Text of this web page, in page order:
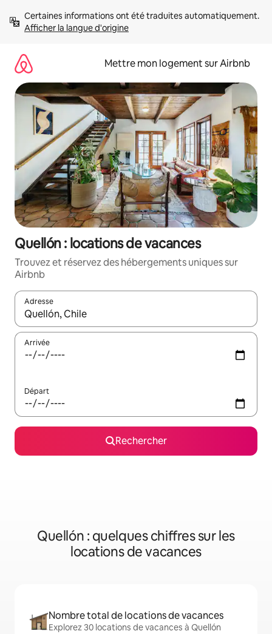
directement
Afficher la langue d'origine
Mettre mon logement sur Airbnb
Quellón : locations de vacances
Trouvez et réservez des hébergements uniques sur
Airbnb
Adresse
Lorsque les résultats s'affichent, utilisez les flèches vers le
Arrivée
Départ
Rechercher
Quellón : quelques chiffres sur les
locations de vacances
Nombre total de locations de vacances
Explorez 30 locations de vacances à Quellón